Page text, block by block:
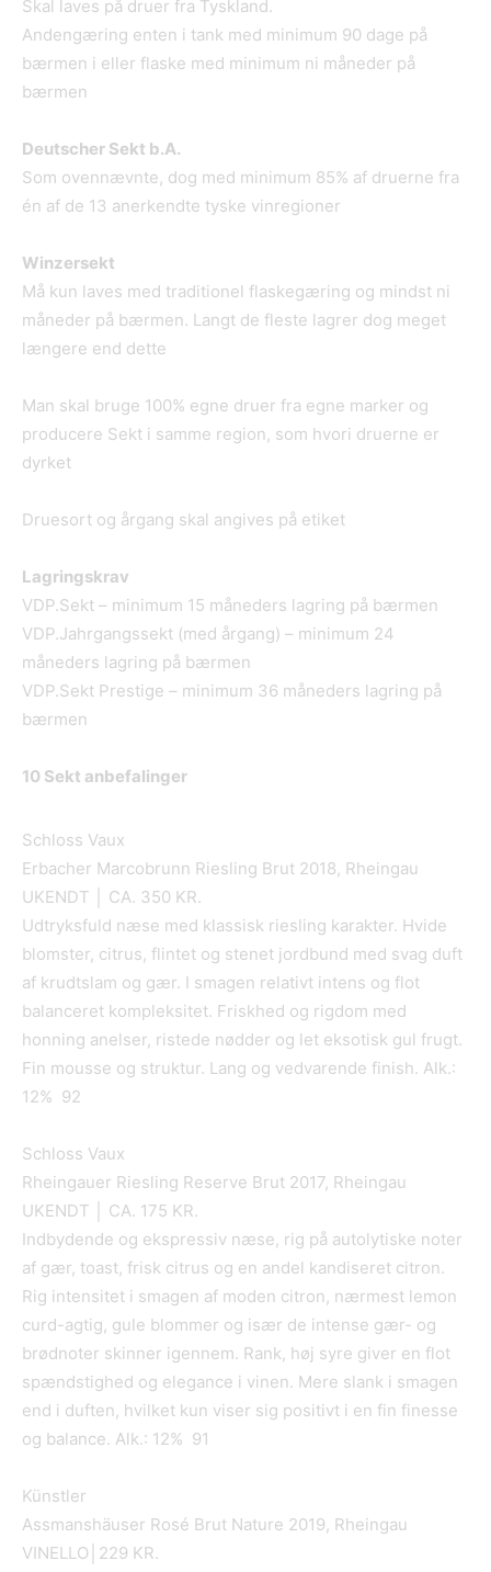
Skal laves på druer fra Tyskland.
Andengæring enten i tank med minimum 90 dage på
bærmen i eller flaske med minimum ni måneder på
bærmen
Deutscher Sekt b.A.
Som ovennævnte, dog med minimum 85% af druerne fra
én af de 13 anerkendte tyske vinregioner
Winzersekt
Må kun laves med traditionel flaskegæring og mindst ni
måneder på bærmen. Langt de fleste lagrer dog meget
længere end dette
Man skal bruge 100% egne druer fra egne marker og
producere Sekt i samme region, som hvori druerne er
dyrket
Druesort og årgang skal angives på etiket
Lagringskrav
VDP.Sekt – minimum 15 måneders lagring på bærmen
VDP.Jahrgangssekt (med årgang) – minimum 24
måneders lagring på bærmen
VDP.Sekt Prestige – minimum 36 måneders lagring på
bærmen
10 Sekt anbefalinger
Schloss Vaux
Erbacher Marcobrunn Riesling Brut 2018, Rheingau
UKENDT │ CA. 350 KR.
Udtryksfuld næse med klassisk riesling karakter. Hvide
blomster, citrus, flintet og stenet jordbund med svag duft
af krudtslam og gær. I smagen relativt intens og flot
balanceret kompleksitet. Friskhed og rigdom med
honning anelser, ristede nødder og let eksotisk gul frugt.
Fin mousse og struktur. Lang og vedvarende finish. Alk.:
12% 92
Schloss Vaux
Rheingauer Riesling Reserve Brut 2017, Rheingau
UKENDT │ CA. 175 KR.
Indbydende og ekspressiv næse, rig på autolytiske noter
af gær, toast, frisk citrus og en andel kandiseret citron.
Rig intensitet i smagen af moden citron, nærmest lemon
curd-agtig, gule blommer og især de intense gær- og
brødnoter skinner igennem. Rank, høj syre giver en flot
spændstighed og elegance i vinen. Mere slank i smagen
end i duften, hvilket kun viser sig positivt i en fin finesse
og balance. Alk.: 12% 91
Künstler
Assmanshäuser Rosé Brut Nature 2019, Rheingau
VINELLO│229 KR.